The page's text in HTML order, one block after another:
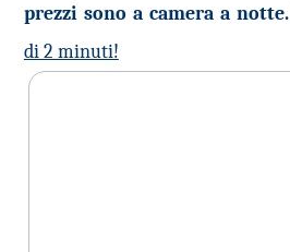
prezzi sono a camera a notte.
di 2 minuti!